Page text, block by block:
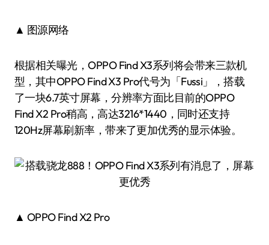
▲ 图源网络
根据相关曝光，OPPO Find X3系列将会带来三款机
型，其中OPPO Find X3 Pro代号为「Fussi」，搭载
了一块6.7英寸屏幕，分辨率方面比目前的OPPO
Find X2 Pro稍高，高达3216*1440，同时还支持
120Hz屏幕刷新率，带来了更加优秀的显示体验。
▲ OPPO Find X2 Pro